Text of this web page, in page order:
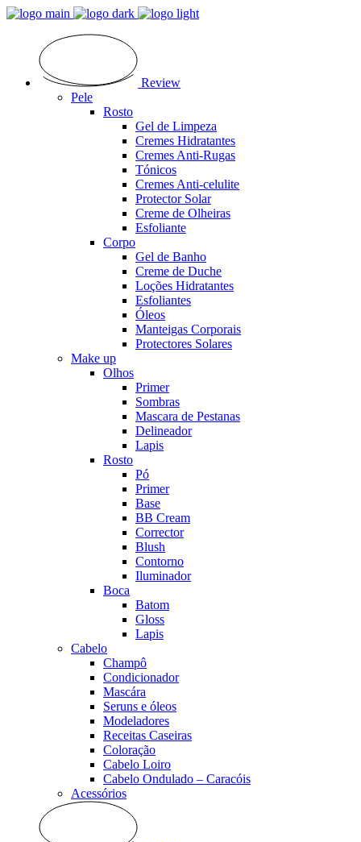
Review
Pele
Rosto
Gel de Limpeza
Cremes Hidratantes
Cremes Anti-Rugas
Tónicos
Cremes Anti-celulite
Protector Solar
Creme de Olheiras
Esfoliante
Corpo
Gel de Banho
Creme de Duche
Loções Hidratantes
Esfoliantes
Óleos
Manteigas Corporais
Protectores Solares
Make up
Olhos
Primer
Sombras
Mascara de Pestanas
Delineador
Lapis
Rosto
Pó
Primer
Base
BB Cream
Corrector
Blush
Contorno
Iluminador
Boca
Batom
Gloss
Lapis
Cabelo
Champô
Condicionador
Mascára
Seruns e óleos
Modeladores
Receitas Caseiras
Coloração
Cabelo Loiro
Cabelo Ondulado – Caracóis
Acessórios